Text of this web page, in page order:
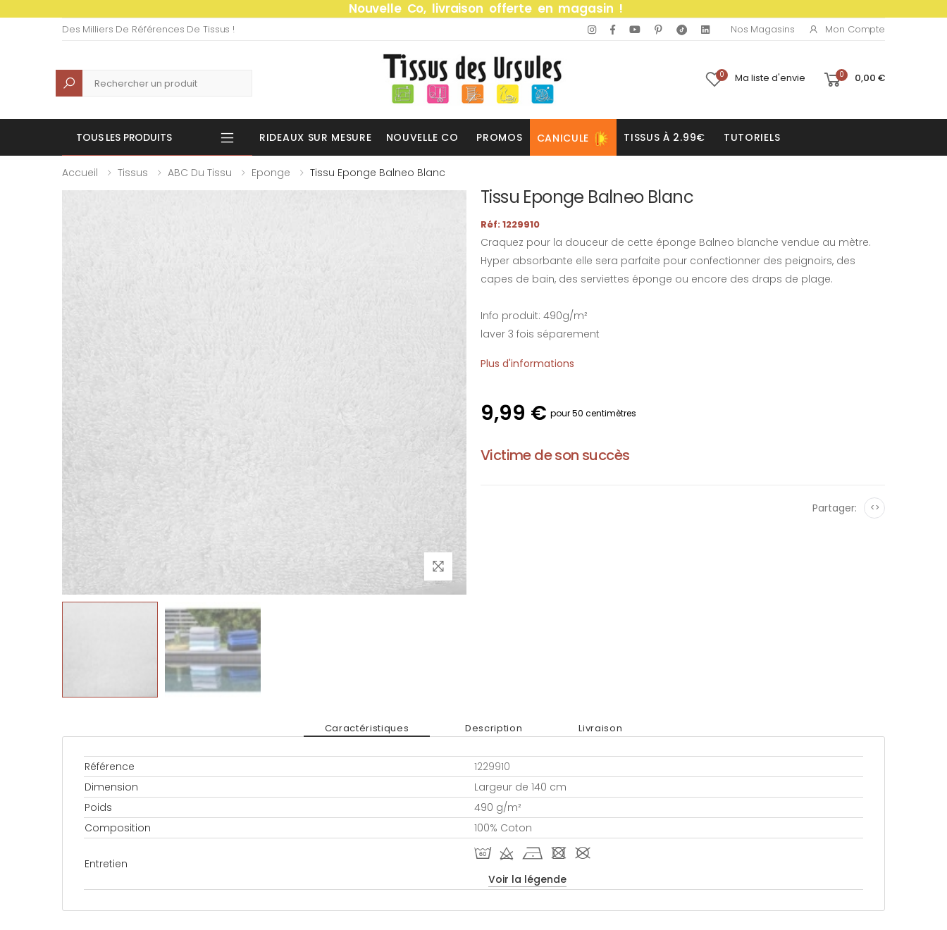
Nouvelle Co, livraison offerte en magasin !
Des Milliers De Références De Tissus ! Nos Magasins Mon Compte
Recherche 0 Ma liste d'envie 0 0,00 €
TOUS LES PRODUITS RIDEAUX SUR MESURE NOUVELLE CO PROMOS CANICULE TISSUS À 2.99€ TUTORIELS
Accueil Tissus ABC Du Tissu Eponge Tissu Eponge Balneo Blanc
Tissu Eponge Balneo Blanc
Réf: 1229910
Craquez pour la douceur de cette éponge Balneo blanche vendue au mètre.
Hyper absorbante elle sera parfaite pour confectionner des peignoirs, des
capes de bain, des serviettes éponge ou encore des draps de plage.
Info produit: 490g/m²
laver 3 fois séparement
Plus d'informations
9,99 € pour 50 centimètres
Victime de son succès
Partager: <>
Caractéristiques Description Livraison
Référence
1229910
Dimension
Largeur de 140 cm
Poids
490 g/m²
Composition
100% Coton
Entretien
S d h - #
Voir la légende